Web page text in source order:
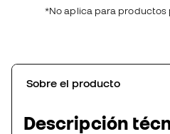
*No aplica para productos
Sobre el producto
Descripción